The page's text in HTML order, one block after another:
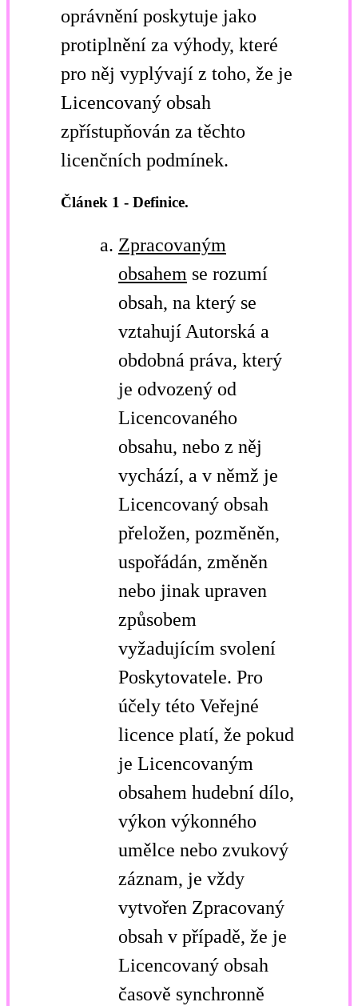
oprávnění poskytuje jako
protiplnění za výhody, které
pro něj vyplývají z toho, že je
Licencovaný obsah
zpřístupňován za těchto
licenčních podmínek.
Článek 1 - Definice.
Zpracovaným
obsahem se rozumí
obsah, na který se
vztahují Autorská a
obdobná práva, který
je odvozený od
Licencovaného
obsahu, nebo z něj
vychází, a v němž je
Licencovaný obsah
přeložen, pozměněn,
uspořádán, změněn
nebo jinak upraven
způsobem
vyžadujícím svolení
Poskytovatele. Pro
účely této Veřejné
licence platí, že pokud
je Licencovaným
obsahem hudební dílo,
výkon výkonného
umělce nebo zvukový
záznam, je vždy
vytvořen Zpracovaný
obsah v případě, že je
Licencovaný obsah
časově synchronně